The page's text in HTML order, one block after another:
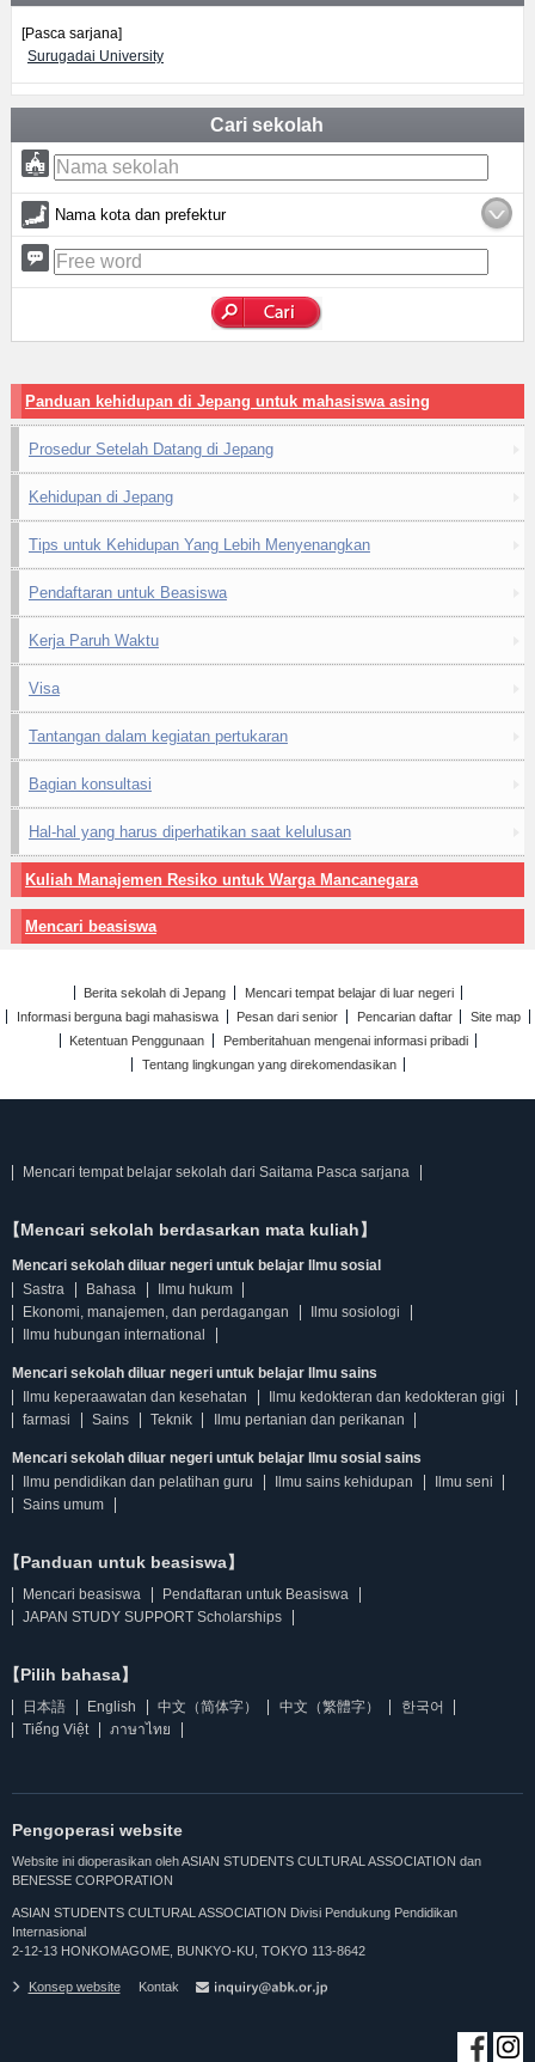
[Pasca sarjana]
Surugadai University
Cari sekolah
Nama kota dan prefektur
Panduan kehidupan di Jepang untuk mahasiswa asing
Prosedur Setelah Datang di Jepang
Kehidupan di Jepang
Tips untuk Kehidupan Yang Lebih Menyenangkan
Pendaftaran untuk Beasiswa
Kerja Paruh Waktu
Visa
Tantangan dalam kegiatan pertukaran
Bagian konsultasi
Hal-hal yang harus diperhatikan saat kelulusan
Kuliah Manajemen Resiko untuk Warga Mancanegara
Mencari beasiswa
Berita sekolah di Jepang
Mencari tempat belajar di luar negeri
Informasi berguna bagi mahasiswa
Pesan dari senior Pencarian daftar
Site map
Ketentuan Penggunaan
Pemberitahuan mengenai informasi pribadi
Tentang lingkungan yang direkomendasikan
Mencari tempat belajar sekolah dari Saitama Pasca sarjana
【Mencari sekolah berdasarkan mata kuliah】
Mencari sekolah diluar negeri untuk belajar Ilmu sosial
Sastra
Bahasa
Ilmu hukum
Ekonomi, manajemen, dan perdagangan
Ilmu sosiologi
Ilmu hubungan international
Mencari sekolah diluar negeri untuk belajar Ilmu sains
Ilmu keperaawatan dan kesehatan
Ilmu kedokteran dan kedokteran gigi
farmasi
Sains Teknik Ilmu pertanian dan perikanan
Mencari sekolah diluar negeri untuk belajar Ilmu sosial sains
Ilmu pendidikan dan pelatihan guru
Ilmu sains kehidupan
Ilmu seni
Sains umum
【Panduan untuk beasiswa】
Mencari beasiswa
Pendaftaran untuk Beasiswa
JAPAN STUDY SUPPORT Scholarships
【Pilih bahasa】
日本語 English 中文（简体字） 中文（繁體字）
한국어
Tiếng Việt
ภาษาไทย
Pengoperasi website
Website ini dioperasikan oleh ASIAN STUDENTS CULTURAL ASSOCIATION dan
BENESSE CORPORATION
ASIAN STUDENTS CULTURAL ASSOCIATION Divisi Pendukung Pendidikan
Internasional
2-12-13 HONKOMAGOME, BUNKYO-KU, TOKYO 113-8642
Konsep website Kontak